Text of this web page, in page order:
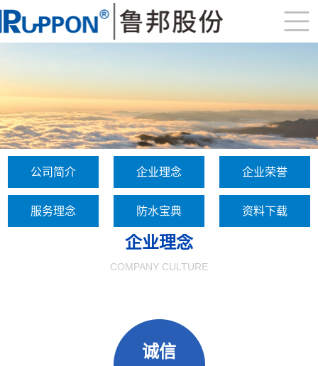
公司简介 企业理念 企业荣誉
服务理念 防水宝典 资料下载
企业理念
COMPANY CULTURE
诚信